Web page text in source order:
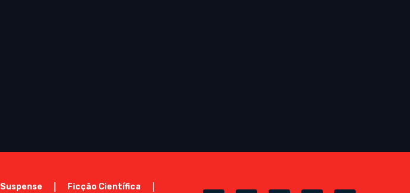
Suspense Ficção Científica